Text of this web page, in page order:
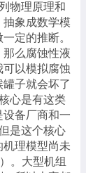
物理原理和
象成数学模
定的推断。
那么腐蚀性液
以模拟腐蚀
子就会坏了
心是有这类
备厂商和一
是这个核心
理模型尚未
。大型机组